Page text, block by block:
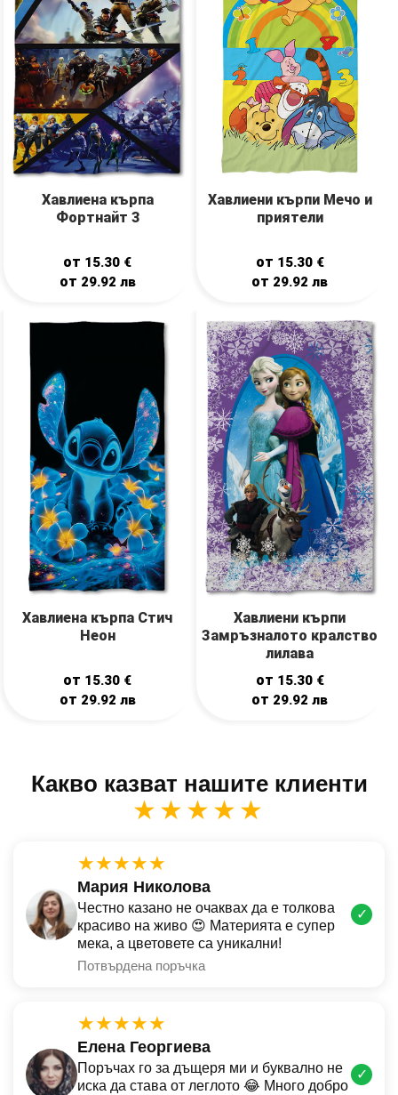
Хавлиена кърпа
Фортнайт 3
от 15.30 €
от 29.92 лв
Хавлиени кърпи Мечо и
приятели
от 15.30 €
от 29.92лв
Хавлиена кърпа Стич
Неон
от 15.30 €
от 29.92 лв
Хавлиени кърпи
Замръзналото кралство
лилава
от 15.30 €
от 29.92лв
Какво казват нашите клиенти
★★★★★
★★★★★
Мария Николова
Честно казано не очаквах да е толкова
красиво на живо 😍 Материята е супер
мека, а цветовете са уникални!
Потвърдена поръчка
✓
★★★★★
Елена Георгиева
Поръчах го за дъщеря ми и буквално не
иска да става от леглото 😂 Много добро
✓